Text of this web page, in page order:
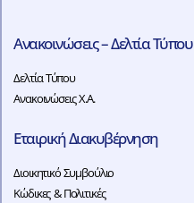
Ανακοινώσεις – Δελτία Τύπου
Δελτία Τύπου
Ανακοινώσεις Χ.Α.
Εταιρική Διακυβέρνηση
Διοικητικό Συμβούλιο
Κώδικες & Πολιτικές